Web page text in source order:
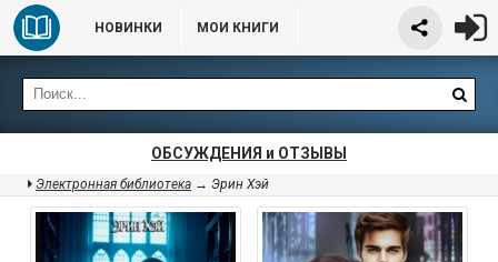
НОВИНКИ МОИ КНИГИ
ОБСУЖДЕНИЯ и ОТЗЫВЫ
Электронная библиотека → Эрин Хэй